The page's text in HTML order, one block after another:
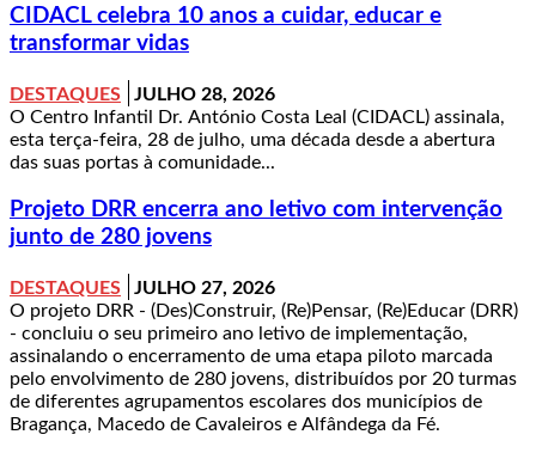
CIDACL celebra 10 anos a cuidar, educar e
transformar vidas
DESTAQUES
JULHO 28, 2026
O Centro Infantil Dr. António Costa Leal (CIDACL) assinala,
esta terça-feira, 28 de julho, uma década desde a abertura
das suas portas à comunidade...
Projeto DRR encerra ano letivo com intervenção
junto de 280 jovens
DESTAQUES
JULHO 27, 2026
O projeto DRR - (Des)Construir, (Re)Pensar, (Re)Educar (DRR)
- concluiu o seu primeiro ano letivo de implementação,
assinalando o encerramento de uma etapa piloto marcada
pelo envolvimento de 280 jovens, distribuídos por 20 turmas
de diferentes agrupamentos escolares dos municípios de
Bragança, Macedo de Cavaleiros e Alfândega da Fé.